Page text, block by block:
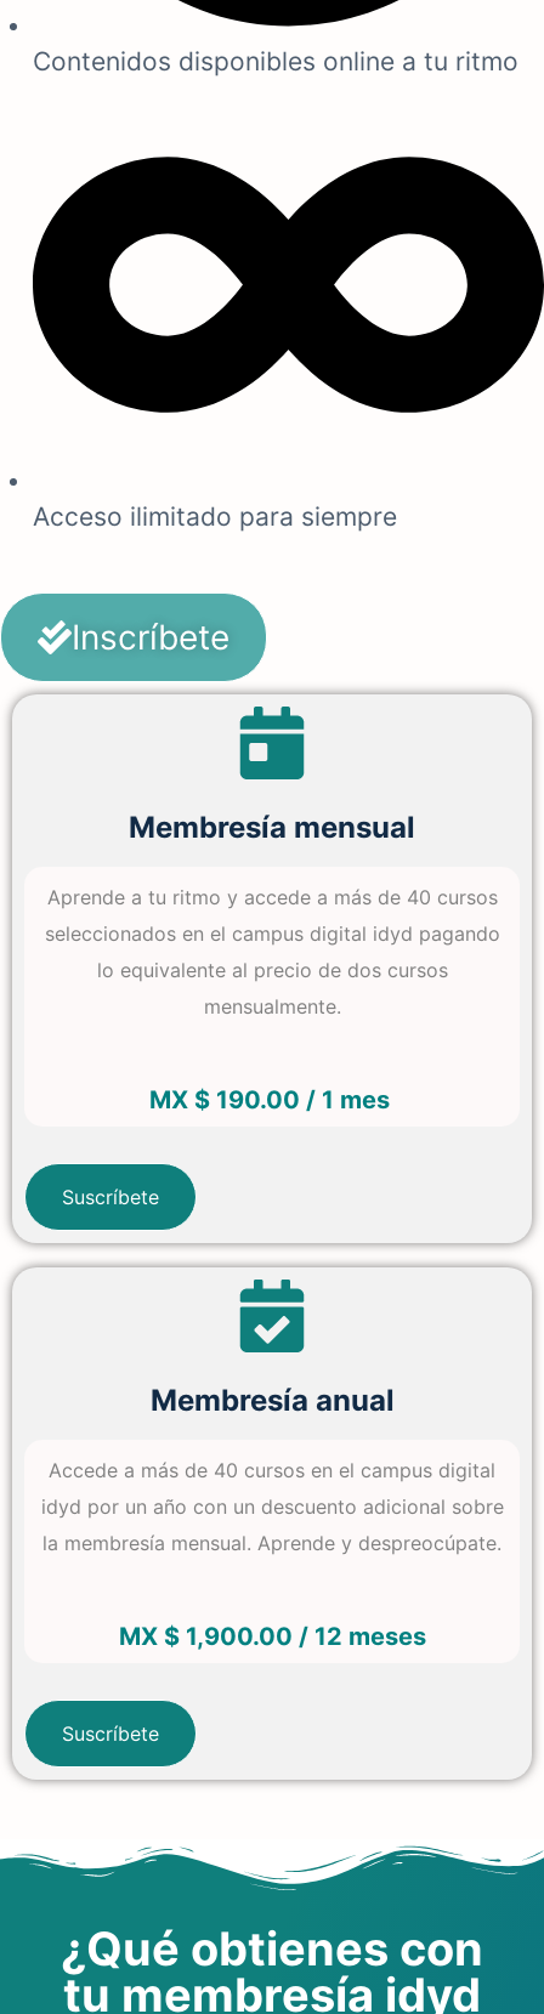
Contenidos disponibles online a tu ritmo
Acceso ilimitado para siempre
Inscríbete
Membresía mensual
Aprende a tu ritmo y accede a más de 40 cursos
seleccionados en el campus digital idyd pagando
lo equivalente al precio de dos cursos
mensualmente.
MX $ 190.00 / 1 mes
Suscríbete
Membresía anual
Accede a más de 40 cursos en el campus digital
idyd por un año con un descuento adicional sobre
la membresía mensual. Aprende y despreocúpate.
MX $ 1,900.00 / 12 meses
Suscríbete
¿Qué obtienes con
tu membresía idyd